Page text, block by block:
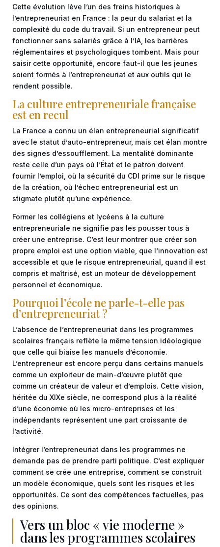
Cette évolution lève l’un des freins historiques à
l’entrepreneuriat en France : la peur du salariat et la
complexité du code du travail. Si un entrepreneur peut
fonctionner sans salariés grâce à l’IA, les barrières
réglementaires et psychologiques tombent. Mais pour
saisir cette opportunité, encore faut-il que les jeunes
soient formés à l’entrepreneuriat et aux outils qui le
rendent possible.
La culture entrepreneuriale française
est en recul
La France a connu un élan entrepreneurial significatif
avec le statut d’auto-entrepreneur, mais cet élan montre
des signes d’essoufflement. La mentalité dominante
reste celle d’un pays où l’État et le patron doivent
fournir l’emploi, où la sécurité du CDI prime sur le risque
de la création, où l’échec entrepreneurial est un
stigmate plutôt qu’une expérience.
Former les collégiens et lycéens à la culture
entrepreneuriale ne signifie pas les pousser tous à
créer une entreprise. C’est leur montrer que créer son
propre emploi est une option viable, que l’innovation est
accessible et que le risque entrepreneurial, quand il est
compris et maîtrisé, est un moteur de développement
personnel et économique.
Pourquoi l’école ne parle-t-elle pas
d’entrepreneuriat ?
L’absence de l’entrepreneuriat dans les programmes
scolaires français reflète la même tension idéologique
que celle qui biaise les manuels d’économie.
L’entrepreneur est encore perçu dans certains manuels
comme un exploiteur de main-d’œuvre plutôt que
comme un créateur de valeur et d’emplois. Cette vision,
héritée du XIXe siècle, ne correspond plus à la réalité
d’une économie où les micro-entreprises et les
indépendants représentent une part croissante de
l’activité.
Intégrer l’entrepreneuriat dans les programmes ne
demande pas de prendre parti politique. C’est expliquer
comment se crée une entreprise, comment se construit
un modèle économique, quels sont les risques et les
opportunités. Ce sont des compétences factuelles, pas
des opinions.
Vers un bloc « vie moderne »
dans les programmes scolaires